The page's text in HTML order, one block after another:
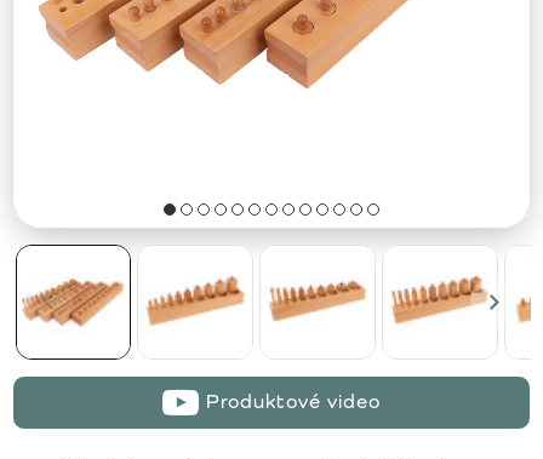
Produktové video